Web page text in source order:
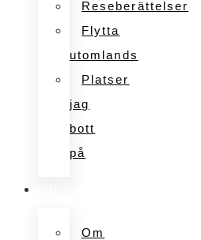
Reseberättelser
Flytta
utomlands
Platser
jag
bott
på
Om